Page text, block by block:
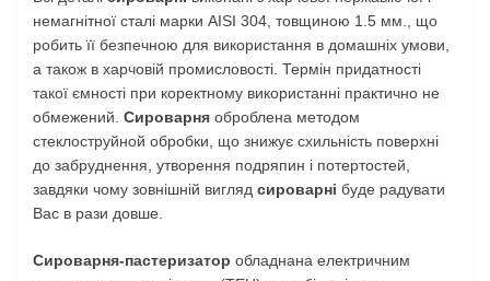
немагнітної сталі марки AISI 304, товщиною 1.5 мм., що
робить її безпечною для використання в домашніх умови,
а також в харчовій промисловості. Термін придатності
такої ємності при коректному використанні практично не
обмежений. Сироварня оброблена методом
стеклоструйной обробки, що знижує схильність поверхні
до забруднення, утворення подряпин і потертостей,
завдяки чому зовнішній вигляд сироварні буде радувати
Вас в рази довше.
Сироварня-пастеризатор обладнана електричним